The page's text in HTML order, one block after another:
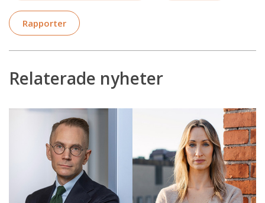
Rapporter
Relaterade nyheter
Ny
Förvaltarnas
informationsmonopol
bostadssäljare
miljoner